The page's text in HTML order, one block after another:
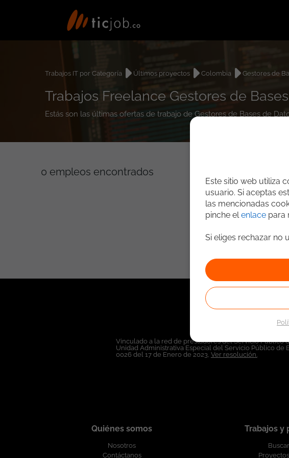
Trabajos IT por Categoría Últimos proyectos Colombia Gestores de
Trabajos Freelance Gestores de
Estás son las últimas ofertas de trabajo de Gestores de Bases de
0 empleos encontrados
Vinculado a la red de prestadores del Servicio Público
Unidad Administrativa Especial del Servicio Público de
0026 del 17 de Enero de 2023, Ver resolución.
Quiénes somos
Nosotros
Contáctanos
Trabajos y
Este sitio web utiliza
usuario. Si aceptas
las mencionadas
pinche elenlace para
Si eliges rechazar no